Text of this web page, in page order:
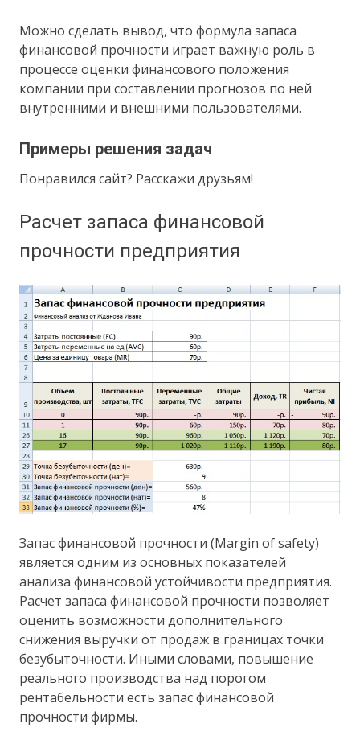
Можно сделать вывод, что формула запаса
финансовой прочности играет важную роль в
процессе оценки финансового положения
компании при составлении прогнозов по ней
внутренними и внешними пользователями.
Примеры решения задач
Понравился сайт? Расскажи друзьям!
Расчет запаса финансовой
прочности предприятия
Запас финансовой прочности (Margin of safety)
является одним из основных показателей
анализа финансовой устойчивости предприятия.
Расчет запаса финансовой прочности позволяет
оценить возможности дополнительного
снижения выручки от продаж в границах точки
безубыточности. Иными словами, повышение
реального производства над порогом
рентабельности есть запас финансовой
прочности фирмы.